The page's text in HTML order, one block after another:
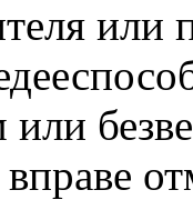
или